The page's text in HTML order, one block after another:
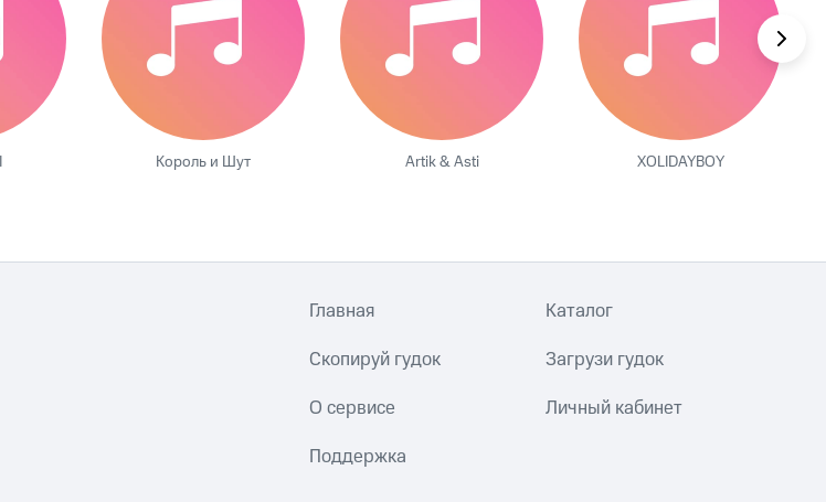
Король и Шут Artik & Asti XOLIDAYBOY
Главная Каталог
Скопируй гудок Загрузи гудок
О сервисе Личный кабинет
Поддержка